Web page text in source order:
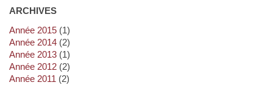
ARCHIVES
année 2015(1)
année 2014(2)
année 2013(1)
année 2012(2)
année 2011 (2)